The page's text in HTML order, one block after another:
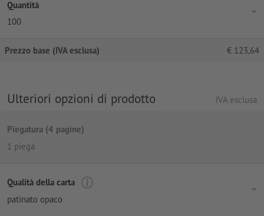
Quantità
100
Prezzo base (IVA esclusa) € 123,64
Ulteriori opzioni di prodotto IVA esclusa
Piegatura (4 pagine)
1 piega
Qualità della carta
patinato opaco